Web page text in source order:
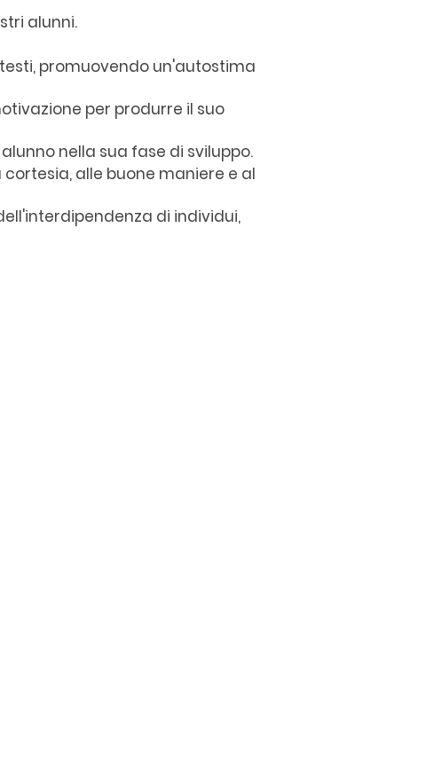
alunni.
promuovendo un'autostima
per produrre il suo
nella sua fase di sviluppo.
alle buone maniere e al
di individui,